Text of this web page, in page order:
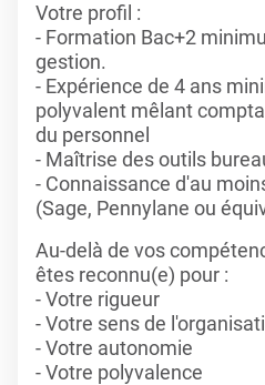
Votre profil :
- Formation Bac+2
gestion.
- Expérience de 4 ans
polyvalent mêlant
du personnel
- Maîtrise des outils
- Connaissance d'au
(Sage, Pennylane ou
Au-delà de vos
êtes reconnu(e) pour :
- Votre rigueur
- Votre sens de
- Votre autonomie
- Votre polyvalence